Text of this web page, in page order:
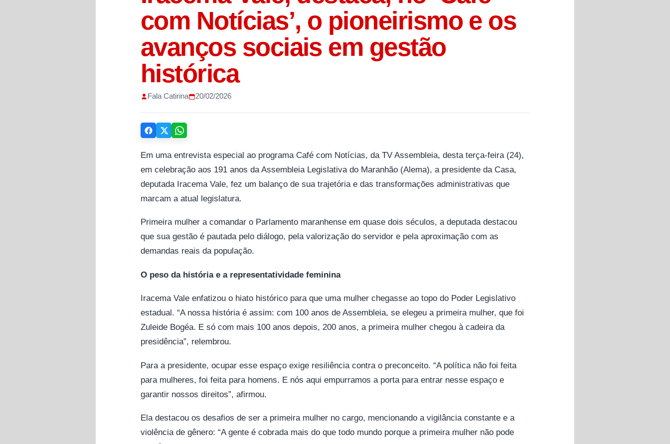
com Notícias’, o pioneirismo e os
avanços sociais em gestão
histórica
Fala Catirina 20/02/2026
Em uma entrevista especial ao programa Café com Notícias, da TV Assembleia, desta terça-feira (24),
em celebração aos 191 anos da Assembleia Legislativa do Maranhão (Alema), a presidente da Casa,
deputada Iracema Vale, fez um balanço de sua trajetória e das transformações administrativas que
marcam a atual legislatura.
Primeira mulher a comandar o Parlamento maranhense em quase dois séculos, a deputada destacou
que sua gestão é pautada pelo diálogo, pela valorização do servidor e pela aproximação com as
demandas reais da população.
O peso da história e a representatividade feminina
Iracema Vale enfatizou o hiato histórico para que uma mulher chegasse ao topo do Poder Legislativo
estadual. “A nossa história é assim: com 100 anos de Assembleia, se elegeu a primeira mulher, que foi
Zuleide Bogéa. E só com mais 100 anos depois, 200 anos, a primeira mulher chegou à cadeira da
presidência”, relembrou.
Para a presidente, ocupar esse espaço exige resiliência contra o preconceito. “A política não foi feita
para mulheres, foi feita para homens. E nós aqui empurramos a porta para entrar nesse espaço e
garantir nossos direitos”, afirmou.
Ela destacou os desafios de ser a primeira mulher no cargo, mencionando a vigilância constante e a
violência de gênero: “A gente é cobrada mais do que todo mundo porque a primeira mulher não pode